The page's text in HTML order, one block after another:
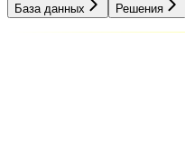
База данных Решения